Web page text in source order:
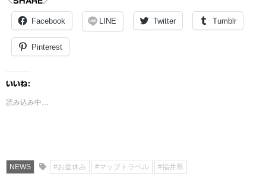
Facebook LINE Twitter Tumblr
Pinterest
いいね:
読み込み中…
NEWS #お盆休み #マップトラベル #福井県